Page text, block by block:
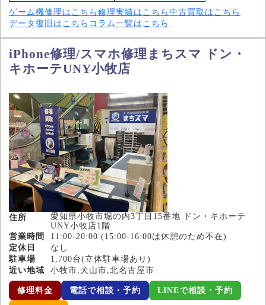
ゲーム機修理はこちら 修理実績はこちら 中古買取はこちら
データ復旧はこちら コラム一覧はこちら
iPhone修理/スマホ修理まちスマ ドン・
キホーテUNY小牧店
住所
愛知県小牧市堀の内3丁目15番地 ドン・キホーテ
UNY小牧店1階
営業時間
11:00-20:00 (15:00-16:00は休憩のため不在)
定休日
なし
駐車場
1,700台(立体駐車場あり)
近い地域
小牧市,犬山市,北名古屋市
修理料金 電話で相談・予約 LINEで相談・予約